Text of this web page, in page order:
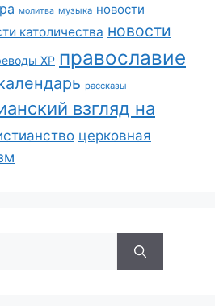
молитва музыка новости
католичества новости
ХР православие
рассказы
взгляд на
церковная